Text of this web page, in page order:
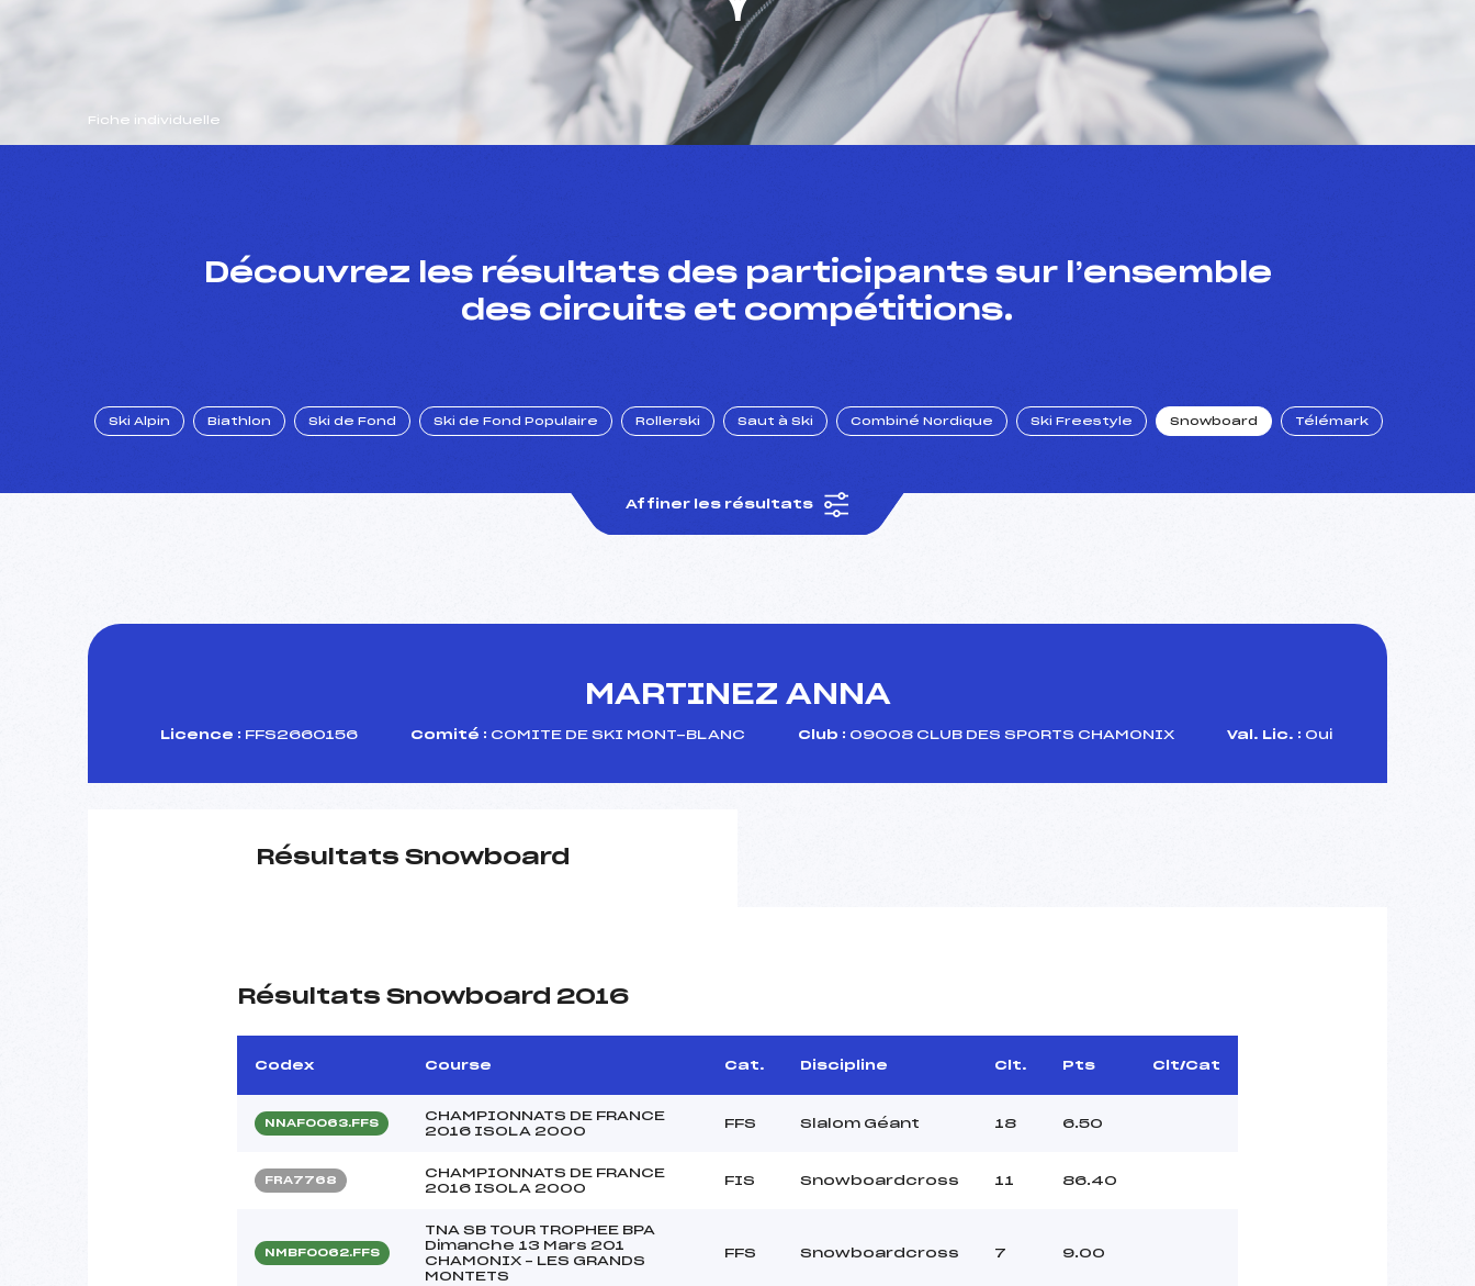
Fiche individuelle
Découvrez les résultats des participants sur l’ensemble
des circuits et compétitions.
Ski Alpin Biathlon Ski de Fond Ski de Fond Populaire Rollerski Saut à Ski Combiné Nordique Ski Freestyle Snowboard Télémark
Affiner les résultats
MARTINEZ ANNA
Licence : FFS2660156 Comité : COMITE DE SKI MONT-BLANC Club : 09008 CLUB DES SPORTS CHAMONIX Val. Lic. : Oui
Résultats Snowboard
Résultats Snowboard 2016
Codex Course Cat. Discipline Clt. Pts Clt/Cat
NNAF0063.FFS
CHAMPIONNATS DE FRANCE
2016 ISOLA 2000
FFS Slalom Géant 18 6.50
FRA7768
CHAMPIONNATS DE FRANCE
2016 ISOLA 2000
FIS Snowboardcross 11 86.40
NMBF0062.FFS
TNA SB TOUR TROPHEE BPA
Dimanche 13 Mars 201
CHAMONIX – LES GRANDS
MONTETS
FFS Snowboardcross 7 9.00